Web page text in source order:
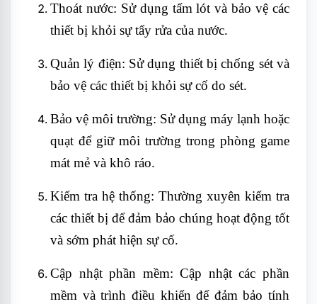
Thoát nước: Sử dụng tấm lót và bảo vệ các
thiết bị khỏi sự tẩy rửa của nước.
Quản lý điện: Sử dụng thiết bị chống sét và
bảo vệ các thiết bị khỏi sự cố do sét.
Bảo vệ môi trường: Sử dụng máy lạnh hoặc
quạt để giữ môi trường trong phòng game
mát mẻ và khô ráo.
Kiểm tra hệ thống: Thường xuyên kiểm tra
các thiết bị để đảm bảo chúng hoạt động tốt
và sớm phát hiện sự cố.
Cập nhật phần mềm: Cập nhật các phần
mềm và trình điều khiển để đảm bảo tính